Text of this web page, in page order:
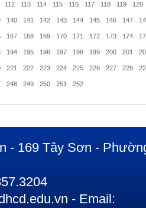
112 113 114 115 116 117 118 119 120
140 141 142 143 144 145 146 147
167 168 169 170 171 172 173 174
194 195 196 197 198 199 200 201
221 222 223 224 225 226 227 228
248 249 250 251 252
- 169 Tây Sơn -
- Email: